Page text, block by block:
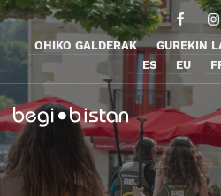
OHIKO GALDERAK GUREKIN
ES
EU